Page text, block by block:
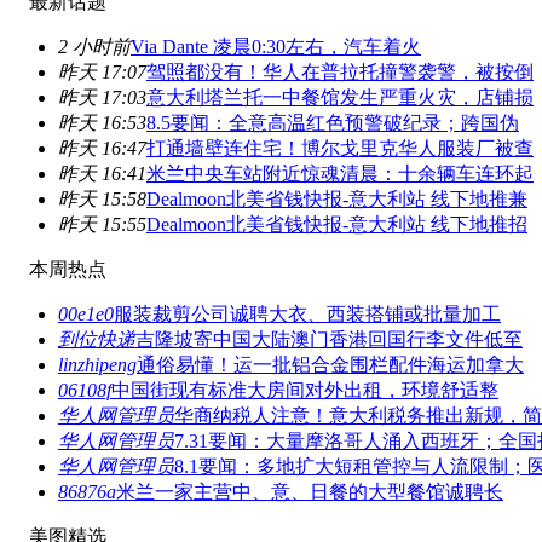
2 小时前Via Dante 凌晨0:30左右，汽车着火
昨天 17:07驾照都没有！华人在普拉托撞警袭警，被按倒
昨天 17:03意大利塔兰托一中餐馆发生严重火灾，店铺损
昨天 16:538.5要闻：全意高温红色预警破纪录；跨国伪
昨天 16:47打通墙壁连住宅！博尔戈里克华人服装厂被查
昨天 16:41米兰中央车站附近惊魂清晨：十余辆车连环起
昨天 15:58Dealmoon北美省钱快报-意大利站 线下地推兼
昨天 15:55Dealmoon北美省钱快报-意大利站 线下地推招
本周热点
00e1e0服装裁剪公司诚聘大衣、西装搭铺或批量加工
到位快递吉隆坡寄中国大陆澳门香港回国行李文件低至
linzhipeng通俗易懂！运一批铝合金围栏配件海运加拿大
06108f中国街现有标准大房间对外出租，环境舒适整
华人网管理员华商纳税人注意！意大利税务推出新规，
华人网管理员7.31要闻：大量摩洛哥人涌入西班牙；全国
华人网管理员8.1要闻：多地扩大短租管控与人流限制；
86876a米兰一家主营中、意、日餐的大型餐馆诚聘长
美图精选